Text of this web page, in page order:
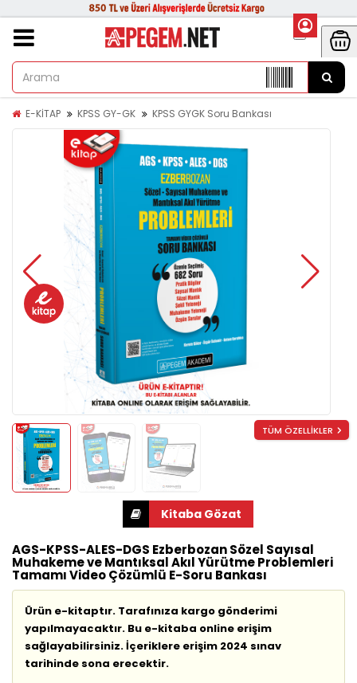
E-KİTAP KPSS GY-GK KPSS GYGK Soru Bankası
TÜM ÖZELLİKLER
AGS-KPSS-ALES-DGS Ezberbozan Sözel Sayısal
Muhakeme ve Mantıksal Akıl Yürütme Problemleri
Tamamı Video Çözümlü E-Soru Bankası
Ürün e-kitaptır. Tarafınıza kargo gönderimi
yapılmayacaktır. Bu e-kitaba online erişim
sağlayabilirsiniz. İçeriklere erişim 2024 sınav
tarihinde sona erecektir.